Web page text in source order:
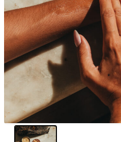
My Tea Box
NaturaBaie
Nature Artizan
Oopsie Daisy
Pigment It Pottery
Planty Mauritius